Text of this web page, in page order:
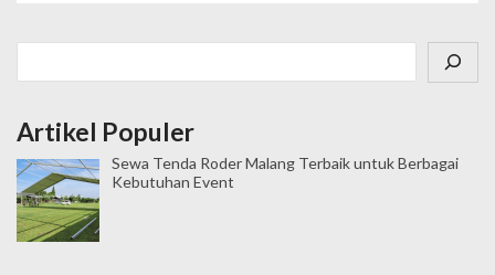
Artikel Populer
Sewa Tenda Roder Malang Terbaik untuk Berbagai
Kebutuhan Event